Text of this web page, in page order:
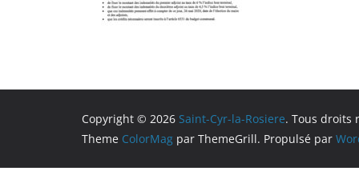
Copyright © 2026 Saint-Cyr-la-Rosiere. Tous droits
Theme ColorMag par ThemeGrill. Propulsé par